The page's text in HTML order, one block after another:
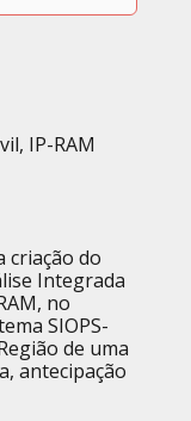
IP-RAM
criação do
Integrada
no
SIOPS-
de uma
antecipação